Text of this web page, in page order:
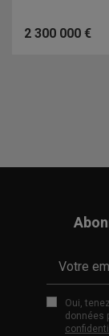
2 300 000 €
Oui,
données